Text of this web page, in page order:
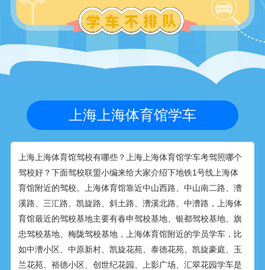
上海上海体育馆学车
上海上海体育馆驾校有哪些？上海上海体育馆学车考驾照哪个
驾校好？下面驾校联盟小编来给大家介绍下地铁1号线上海体
育馆附近的驾校。上海体育馆靠近中山西路、中山南二路、漕
溪路、三汇路、凯旋路、斜土路、漕溪北路、中漕路，上海体
育馆最近的驾校基地主要有春申驾校基地、银都驾校基地、旗
忠驾校基地、梅陇驾校基地，上海体育馆附近的学员学车，比
如中漕小区、中原新村、凯旋花苑、泰德花苑、凯旋豪庭、玉
兰花苑、裕德小区、创世纪花园、上影广场、汇翠花园学车是